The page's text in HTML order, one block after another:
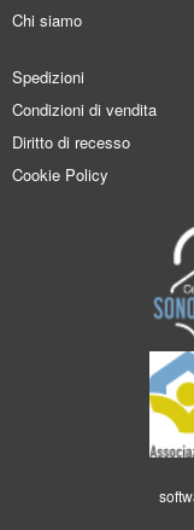
Chi siamo
Spedizioni
Condizioni di vendita
Diritto di recesso
Cookie Policy